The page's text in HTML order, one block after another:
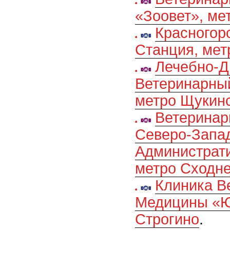
«Зоовет»,
Станция,
Лечебно-
метро
Северо-
метро
Клиника
Медицины
Строгино.